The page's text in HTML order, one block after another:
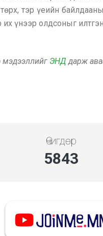
тэр үеийн
үнээр олдсоныг
мэдээллийг ЭНД дарж
Өчигдөр
5843